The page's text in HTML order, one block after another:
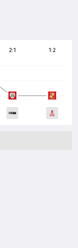
2:1 1:2